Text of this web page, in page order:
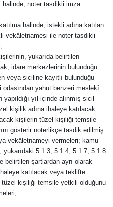
halinde, noter tasdikli imza
halinde, istekli adına katılan
vekâletnamesi ile noter tasdikli
yukarıda belirtilen
idare merkezlerinin bulunduğu
veya siciline kayıtlı bulunduğu
yahut benzeri meslekî
yıl içinde alınmış sicil
kişilik adına ihaleye katılacak
kişilerin tüzel kişiliği temsile
gösterir noterlikçe tasdik edilmiş
vekâletnameyi vermeleri; kamu
yukarıdaki 5.1.3, 5.1.4, 5.1.7, 5.1.8
belirtilen şartlardan ayrı olarak
katılacak veya teklifte
kişiliği temsile yetkili olduğunu